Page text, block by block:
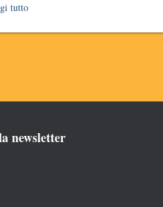
tutto
newsletter